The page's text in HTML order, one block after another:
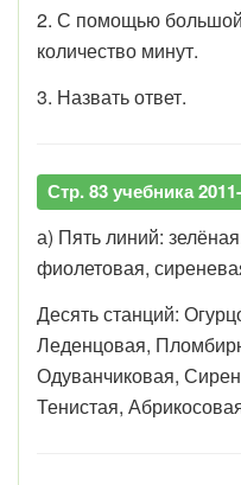
2. С помощью большой
количество минут.
3. Назвать ответ.
Стр. 83 учебника
а) Пять линий:
фиолетовая,
Десять станций:
Леденцовая,
Одуванчиковая,
Тенистая,